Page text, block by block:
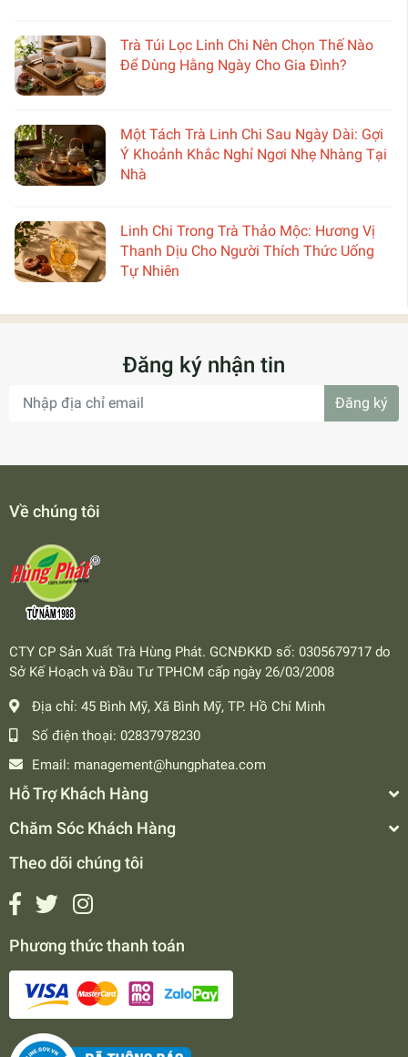
Trà Túi Lọc Linh Chi Nên Chọn Thế Nào
Để Dùng Hằng Ngày Cho Gia Đình?
Một Tách Trà Linh Chi Sau Ngày Dài: Gợi
Ý Khoảnh Khắc Nghỉ Ngơi Nhẹ Nhàng Tại
Nhà
Linh Chi Trong Trà Thảo Mộc: Hương Vị
Thanh Dịu Cho Người Thích Thức Uống
Tự Nhiên
Đăng ký nhận tin
Đăng ký
Về chúng tôi
CTY CP Sản Xuất Trà Hùng Phát. GCNĐKKD số: 0305679717 do
Sở Kế Hoạch và Đầu Tư TPHCM cấp ngày 26/03/2008
Địa chỉ: 45 Bình Mỹ, Xã Bình Mỹ, TP. Hồ Chí Minh
Số điện thoại: 02837978230
Email: management@hungphatea.com
Hỗ Trợ Khách Hàng
Chăm Sóc Khách Hàng
Theo dõi chúng tôi
Phương thức thanh toán